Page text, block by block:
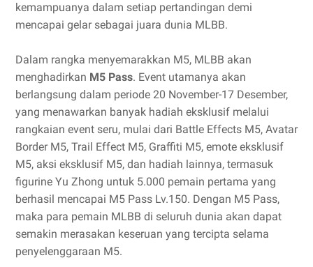
kemampuanya dalam setiap pertandingan demi
mencapai gelar sebagai juara dunia MLBB.
Dalam rangka menyemarakkan M5, MLBB akan
menghadirkan M5 Pass. Event utamanya akan
berlangsung dalam periode 20 November-17 Desember,
yang menawarkan banyak hadiah eksklusif melalui
rangkaian event seru, mulai dari Battle Effects M5, Avatar
Border M5, Trail Effect M5, Graffiti M5, emote eksklusif
M5, aksi eksklusif M5, dan hadiah lainnya, termasuk
figurine Yu Zhong untuk 5.000 pemain pertama yang
berhasil mencapai M5 Pass Lv.150. Dengan M5 Pass,
maka para pemain MLBB di seluruh dunia akan dapat
semakin merasakan keseruan yang tercipta selama
penyelenggaraan M5.